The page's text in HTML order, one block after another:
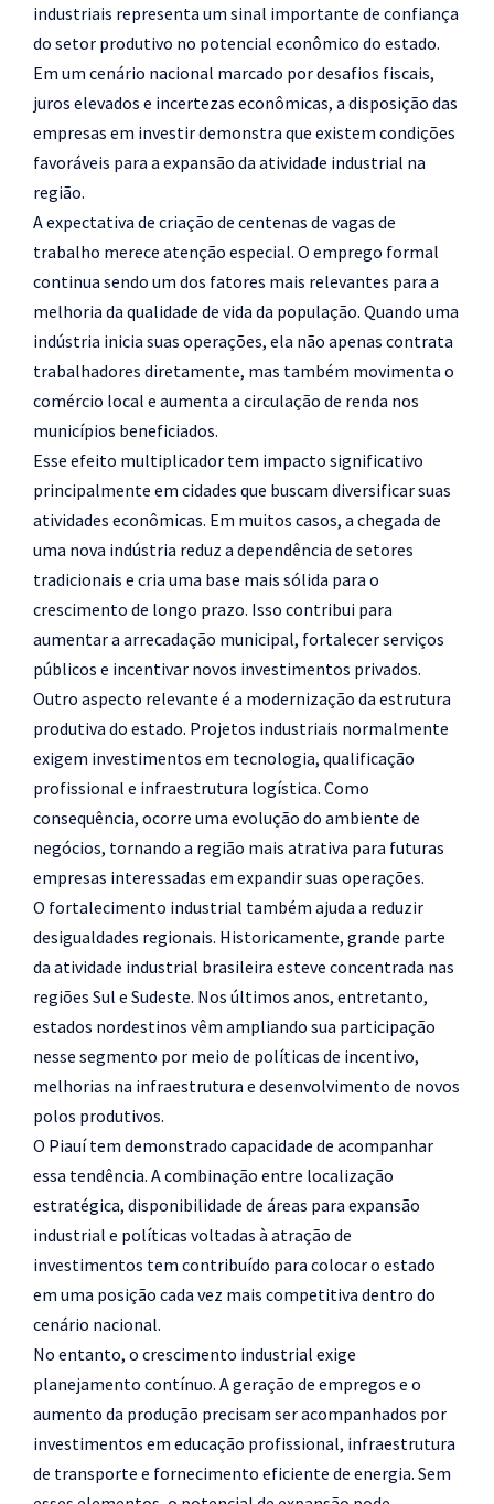
industriais representa um sinal importante de confiança
do setor produtivo no potencial econômico do estado.
Em um cenário nacional marcado por desafios fiscais,
juros elevados e incertezas econômicas, a disposição das
empresas em investir demonstra que existem condições
favoráveis para a expansão da atividade industrial na
região.
A expectativa de criação de centenas de vagas de
trabalho merece atenção especial. O emprego formal
continua sendo um dos fatores mais relevantes para a
melhoria da qualidade de vida da população. Quando uma
indústria inicia suas operações, ela não apenas contrata
trabalhadores diretamente, mas também movimenta o
comércio local e aumenta a circulação de renda nos
municípios beneficiados.
Esse efeito multiplicador tem impacto significativo
principalmente em cidades que buscam diversificar suas
atividades econômicas. Em muitos casos, a chegada de
uma nova indústria reduz a dependência de setores
tradicionais e cria uma base mais sólida para o
crescimento de longo prazo. Isso contribui para
aumentar a arrecadação municipal, fortalecer serviços
públicos e incentivar novos investimentos privados.
Outro aspecto relevante é a modernização da estrutura
produtiva do estado. Projetos industriais normalmente
exigem investimentos em tecnologia, qualificação
profissional e infraestrutura logística. Como
consequência, ocorre uma evolução do ambiente de
negócios, tornando a região mais atrativa para futuras
empresas interessadas em expandir suas operações.
O fortalecimento industrial também ajuda a reduzir
desigualdades regionais. Historicamente, grande parte
da atividade industrial brasileira esteve concentrada nas
regiões Sul e Sudeste. Nos últimos anos, entretanto,
estados nordestinos vêm ampliando sua participação
nesse segmento por meio de políticas de incentivo,
melhorias na infraestrutura e desenvolvimento de novos
polos produtivos.
O Piauí tem demonstrado capacidade de acompanhar
essa tendência. A combinação entre localização
estratégica, disponibilidade de áreas para expansão
industrial e políticas voltadas à atração de
investimentos tem contribuído para colocar o estado
em uma posição cada vez mais competitiva dentro do
cenário nacional.
No entanto, o crescimento industrial exige
planejamento contínuo. A geração de empregos e o
aumento da produção precisam ser acompanhados por
investimentos em educação profissional, infraestrutura
de transporte e fornecimento eficiente de energia. Sem